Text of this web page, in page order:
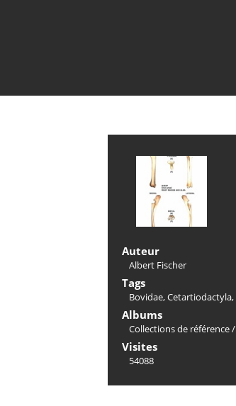
Auteur
Albert Fischer
Tags
Bovidae,Cetartiodactyla,
Albums
Collections de référence/
Visites
54088